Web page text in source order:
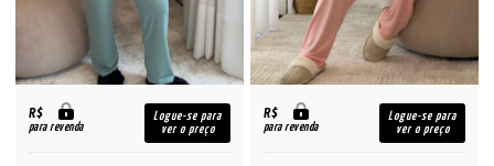
R$
para revenda
Logue-se para
ver o preço
R$
para revenda
Logue-se para
ver o preço